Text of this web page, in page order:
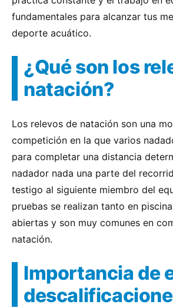
fundamentales para alcanzar tus
deporte acuático.
¿Qué son los
natación?
Los relevos de natación son una
competición en la que varios
para completar una distancia
nadador nada una parte del
testigo al siguiente miembro del
pruebas se realizan tanto en
abiertas y son muy comunes en
natación.
Importancia de